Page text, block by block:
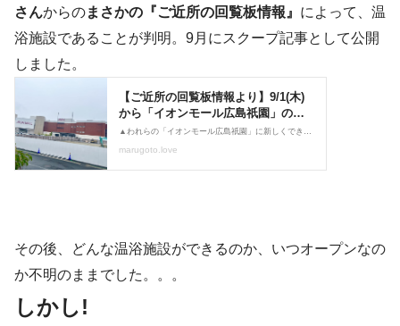
さんからのまさかの『ご近所の回覧板情報』 によって、温
浴施設であることが判明。9月にスクープ記事として公開
しました。
その後、どんな温浴施設ができるのか、いつオープンなの
か不明のままでした。。。
しかし!